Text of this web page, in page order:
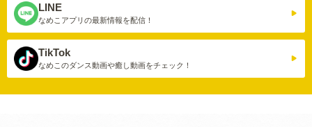
LINE
なめこアプリの最新情報を配信！
TikTok
なめこのダンス動画や癒し動画をチェック！